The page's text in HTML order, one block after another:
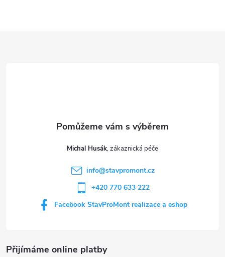
Přijímáme online platby
Michal Husák
info@stavpromont.cz
+420 770 633 222
Facebook StavProMont realizace a eshop